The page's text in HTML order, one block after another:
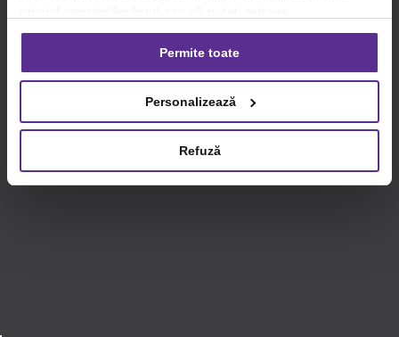
consimțământul oricând, făcând click pe linkul către
setările dvs. de cookie-uri.
privind utilizarea modulelor cookie.Detalii
Permite toate
Personalizează
Refuză